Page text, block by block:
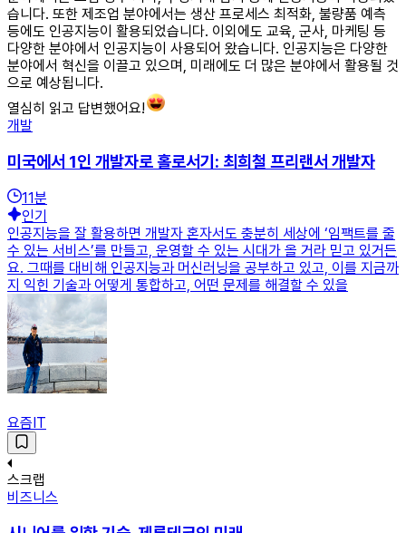
습니다. 또한 제조업 분야에서는 생산 프로세스 최적화, 불량품 예측
등에도 인공지능이 활용되었습니다. 이외에도 교육, 군사, 마케팅 등
다양한 분야에서 인공지능이 사용되어 왔습니다. 인공지능은 다양한
분야에서 혁신을 이끌고 있으며, 미래에도 더 많은 분야에서 활용될 것
으로 예상됩니다.
열심히 읽고 답변했어요!
개발
미국에서 1인 개발자로 홀로서기: 최희철 프리랜서 개발자
11분
인기
인공지능을 잘 활용하면 개발자 혼자서도 충분히 세상에 ‘임팩트를 줄
수 있는 서비스’를 만들고, 운영할 수 있는 시대가 올 거라 믿고 있거든
요. 그때를 대비해 인공지능과 머신러닝을 공부하고 있고, 이를 지금까
지 익힌 기술과 어떻게 통합하고, 어떤 문제를 해결할 수 있을
요즘IT
스크랩
비즈니스